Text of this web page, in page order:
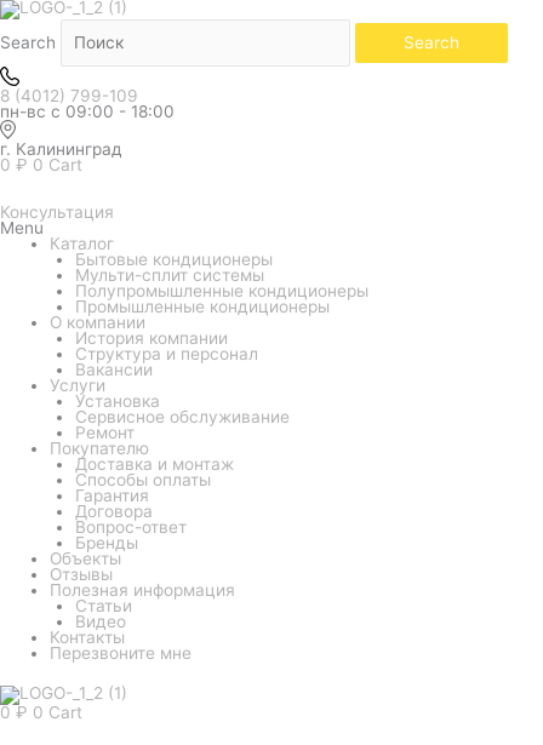
Search Search
8 (4012) 799-109
пн-вс с 09:00 - 18:00
г. Калининград
0 ₽ 0 Cart
Консультация
Menu
Каталог
Бытовые кондиционеры
Мульти-сплит системы
Полупромышленные кондиционеры
Промышленные кондиционеры
О компании
История компании
Структура и персонал
Вакансии
Услуги
Установка
Сервисное обслуживание
Ремонт
Покупателю
Доставка и монтаж
Способы оплаты
Гарантия
Договора
Вопрос-ответ
Бренды
Объекты
Отзывы
Полезная информация
Статьи
Видео
Контакты
Перезвоните мне
0 ₽ 0 Cart
Количество
товара
Кондиционер
Kentatsu
серия
Omori
KSGOM26HZRN1/KSROM26HZRN1